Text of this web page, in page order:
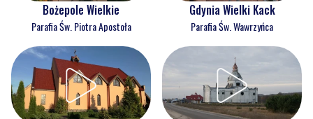
Bożepole Wielkie
Parafia Św. Piotra Apostoła
Gdynia Wielki Kack
Parafia Św. Wawrzyńca